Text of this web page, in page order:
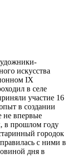
искусства
IX
в селе
участие 16
в создании
впервые
в прошлом году
городок
с ними в
дня в